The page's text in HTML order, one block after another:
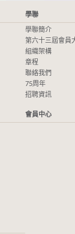
學聯
學聯簡介
第六十三屆會員
組織架構
章程
聯絡我們
75周年
招聘資訊
會員中心